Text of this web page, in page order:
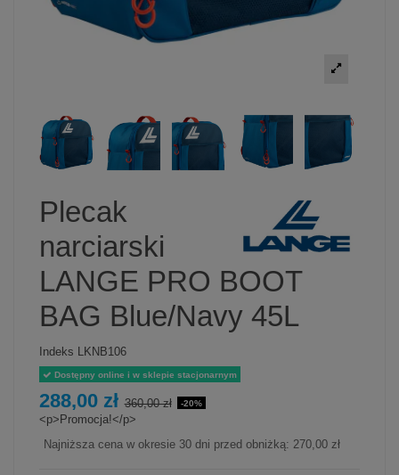
Plecak
narciarski
LANGE PRO BOOT
BAG Blue/Navy 45L
Indeks LKNB106
Dostępny online i w sklepie stacjonarnym
288,00 zł 360,00 zł -20%
<p>Promocja!</p>
Najniższa cena w okresie 30 dni przed obniżką: 270,00 zł